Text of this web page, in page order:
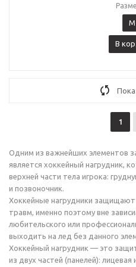
M
В
1
Одним из важнейших элементов
является хоккейный нагрудник,
верхней части тела игрока:
и позвоночник.
Хоккейные нагрудники
травм, именно поэтому вне
любительского или
выходить на лед без данного
Хоккейный нагрудник — это
из двух частей (панелей):